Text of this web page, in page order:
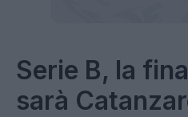
Serie B, la
sarà